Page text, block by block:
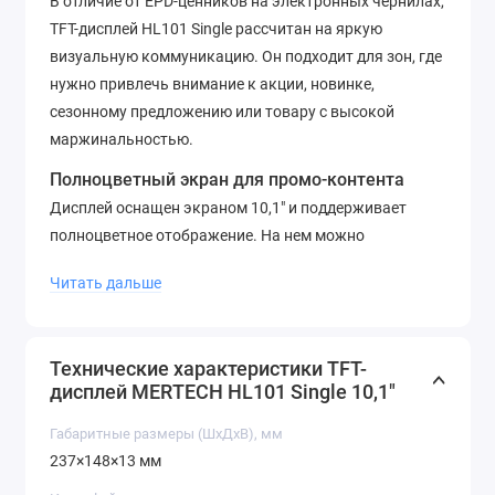
TFT-дисплей HL101 Single рассчитан на яркую
визуальную коммуникацию. Он подходит для зон, где
нужно привлечь внимание к акции, новинке,
сезонному предложению или товару с высокой
маржинальностью.
Полноцветный экран для промо-контента
Дисплей оснащен экраном 10,1″ и поддерживает
полноцветное отображение. На нем можно
изображения, цены, скидки, преимущества товара и
Формат Single означает, что устройство имеет один
на стенде, полке, витрине или в промо-зоне, где
контент должен быть направлен на покупателя с
Читать дальше
Технические характеристики TFT-
дисплей MERTECH HL101 Single 10,1″
Габаритные размеры (ШхДхВ), мм
237×148×13 мм